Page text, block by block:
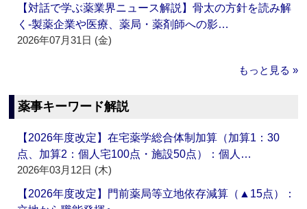
【対話で学ぶ薬業界ニュース解説】骨太の方針を読み解
く‐製薬企業や医療、薬局・薬剤師への影…
2026年07月31日 (金)
もっと見る »
薬事キーワード解説
【2026年度改定】在宅薬学総合体制加算（加算1：30
点、加算2：個人宅100点・施設50点）：個人…
2026年03月12日 (木)
【2026年度改定】門前薬局等立地依存減算（▲15点）：